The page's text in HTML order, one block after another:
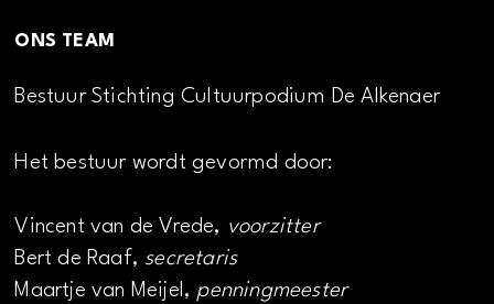
ONS TEAM
Bestuur Stichting Cultuurpodium De Alkenaer
Het bestuur wordt gevormd door:
Vincent van de Vrede, voorzitter
Bert de Raaf, secretaris
Maartje van Meijel, penningmeester